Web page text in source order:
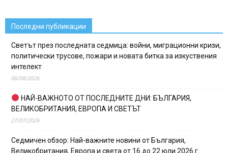
Последни публикации
Светът през последната седмица: войни, миграционни кризи,
политически трусове, пожари и новата битка за изкуствения
интелект
06/08/2026
НАЙ-ВАЖНОТО ОТ ПОСЛЕДНИТЕ ДНИ: БЪЛГАРИЯ,
ВЕЛИКОБРИТАНИЯ, ЕВРОПА И СВЕТЪТ
27/07/2026
Седмичен обзор: Най-важните новини от България,
Великобритания, Европа и света от 16 до 22 юли 2026 г.